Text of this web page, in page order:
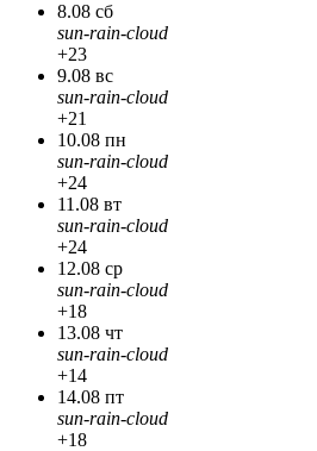
8.08 сб
sun-rain-cloud
+23
9.08 вс
sun-rain-cloud
+21
10.08 пн
sun-rain-cloud
+24
11.08 вт
sun-rain-cloud
+24
12.08 ср
sun-rain-cloud
+18
13.08 чт
sun-rain-cloud
+14
14.08 пт
sun-rain-cloud
+18